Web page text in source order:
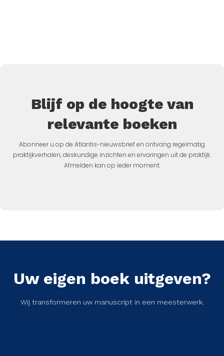
Blijf op de hoogte van
relevante boeken
Abonneer u op de Atlantis-nieuwsbrief en ontvang regelmatig
praktijkverhalen, deskundige inzichten en ervaringen uit de praktijk.
Afmelden kan op ieder moment.
Uw eigen boek uitgeven?
Wij transformeren uw manuscript in een meesterwerk.